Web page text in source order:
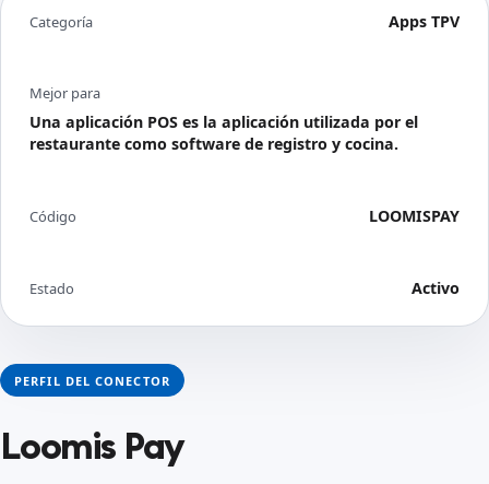
PERFIL DEL CONECTOR
Loomis Pay
Categoría Apps TPV
Mejor para
Una aplicación POS es la aplicación utilizada por el
restaurante como software de registro y cocina.
Código LOOMISPAY
Estado Activo